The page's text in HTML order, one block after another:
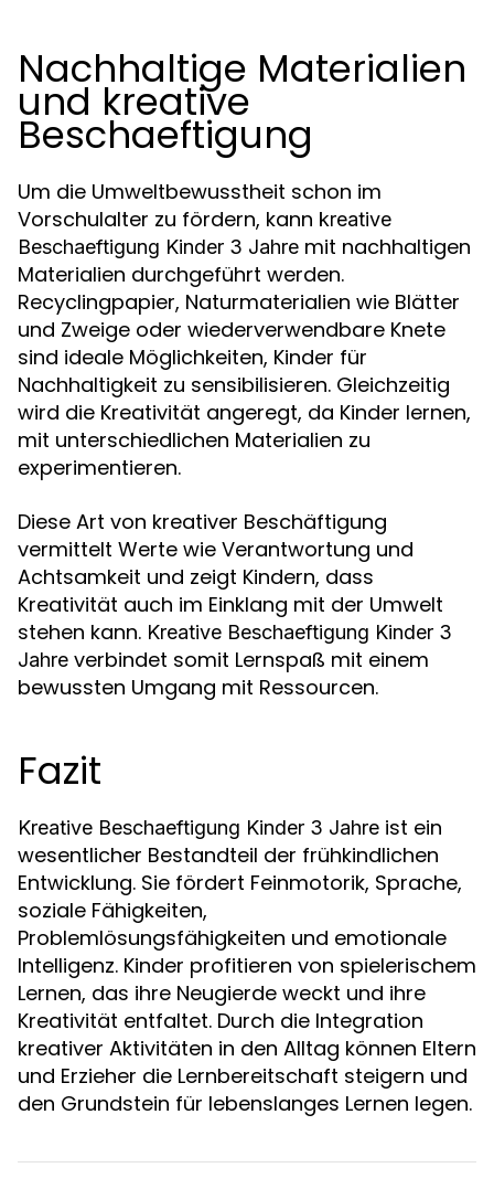
Nachhaltige Materialien
und kreative
Beschaeftigung
Um die Umweltbewusstheit schon im
Vorschulalter zu fördern, kann kreative
Beschaeftigung Kinder 3 Jahre mit nachhaltigen
Materialien durchgeführt werden.
Recyclingpapier, Naturmaterialien wie Blätter
und Zweige oder wiederverwendbare Knete
sind ideale Möglichkeiten, Kinder für
Nachhaltigkeit zu sensibilisieren. Gleichzeitig
wird die Kreativität angeregt, da Kinder lernen,
mit unterschiedlichen Materialien zu
experimentieren.
Diese Art von kreativer Beschäftigung
vermittelt Werte wie Verantwortung und
Achtsamkeit und zeigt Kindern, dass
Kreativität auch im Einklang mit der Umwelt
stehen kann. Kreative Beschaeftigung Kinder 3
Jahre verbindet somit Lernspaß mit einem
bewussten Umgang mit Ressourcen.
Fazit
Kreative Beschaeftigung Kinder 3 Jahre ist ein
wesentlicher Bestandteil der frühkindlichen
Entwicklung. Sie fördert Feinmotorik, Sprache,
soziale Fähigkeiten,
Problemlösungsfähigkeiten und emotionale
Intelligenz. Kinder profitieren von spielerischem
Lernen, das ihre Neugierde weckt und ihre
Kreativität entfaltet. Durch die Integration
kreativer Aktivitäten in den Alltag können Eltern
und Erzieher die Lernbereitschaft steigern und
den Grundstein für lebenslanges Lernen legen.